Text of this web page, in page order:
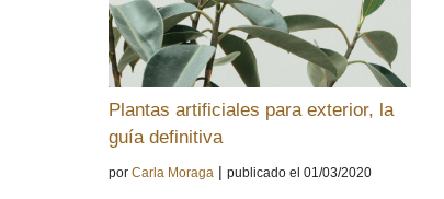
Plantas artificiales para exterior, la
guía definitiva
por Carla Moraga publicado el 01/03/2020